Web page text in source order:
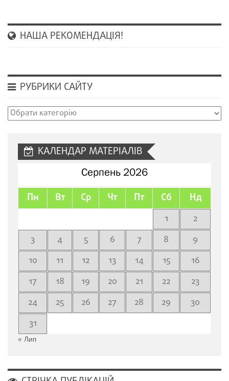
НАША РЕКОМЕНДАЦІЯ!
РУБРИКИ САЙТУ
Рубрики
КАЛЕНДАР МАТЕРІАЛІВ
Серпень 2026
Пн Вт Ср Чт Пт Сб Нд
1
2
3
4 5 6 7 8
9
10
11 12 13 14 15
16
17
18 19 20 21 22
23
24
25 26 27 28 29
30
31
« Лип